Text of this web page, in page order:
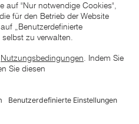
von uns in den letzten 30
dieser Aktion verlangte Preis
auf dieser Website sind die
zu verstehen